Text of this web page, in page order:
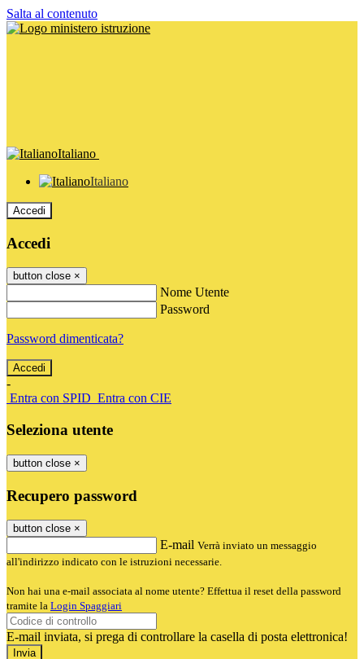
Salta al contenuto
Italiano
Italiano
Accedi
Accedi
button close ×
Nome Utente
Password
Password dimenticata?
-
Entra con SPID Entra con CIE
Seleziona utente
button close ×
Recupero password
button close ×
E-mail Verrà inviato un messaggio
all'indirizzo indicato con le istruzioni necessarie.
Non hai una e-mail associata al nome utente? Effettua il reset della password
tramite la Login Spaggiari
E-mail inviata, si prega di controllare la casella di posta elettronica!